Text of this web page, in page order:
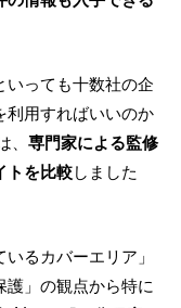
いっても十数社の企
利用すればいいのか
専門家による監修
トを比較しました
るカバーエリア」
護」の観点から特に